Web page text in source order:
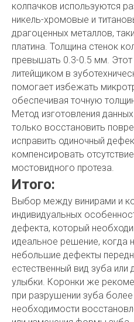
колпачков используются
никель-хромовые и
драгоценных металлов,
платина. Толщина стенок
превышать 0.3-0.5 мм. Этот
литейщиком в
помогает избежать
обеспечивая точную
Метод изготовления
только восстановить
исправить одиночный
компенсировать
мостовидного протеза.
Итого:
Выбор между винирами и
индивидуальных
дефекта, который
идеальное решение, когда
небольшие дефекты
естественный вид зуба или
улыбки. Коронки же
при разрушении зуба
необходимости